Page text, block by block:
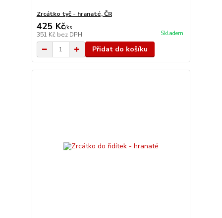
Zrcátko tyč - hranaté, ČR
425 Kč/ks
351 Kč bez DPH Skladem
Přidat do košíku